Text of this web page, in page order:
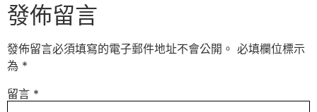
發佈留言
發佈留言必須填寫的電子郵件地址不會公開。 必填欄位標示
為 *
留言 *